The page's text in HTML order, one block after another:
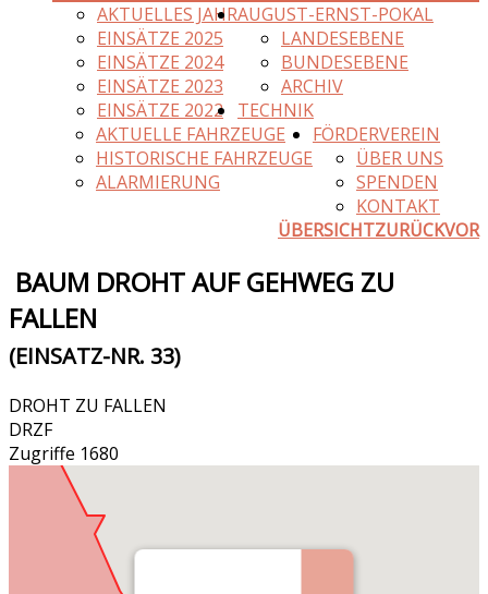
AKTUELLES JAHR
EINSÄTZE 2025
EINSÄTZE 2024
EINSÄTZE 2023
EINSÄTZE 2022
AUGUST-ERNST-POKAL
LANDESEBENE
BUNDESEBENE
ARCHIV
TECHNIK
AKTUELLE FAHRZEUGE
HISTORISCHE FAHRZEUGE
ALARMIERUNG
FÖRDERVEREIN
ÜBER UNS
SPENDEN
KONTAKT
ÜBERSICHTZURÜCKVOR
BAUM DROHT AUF GEHWEG ZU
FALLEN
(EINSATZ-NR. 33)
DROHT ZU FALLEN
DRZF
Zugriffe 1680